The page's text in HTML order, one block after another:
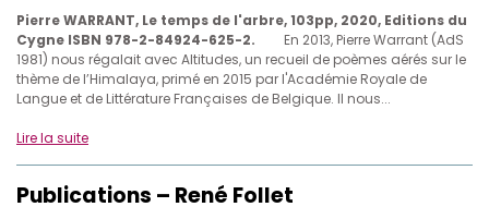
Pierre WARRANT, Le temps de l'arbre, 103pp, 2020, Editions du
Cygne ISBN 978-2-84924-625-2.
En 2013, Pierre Warrant (AdS
1981) nous régalait avec Altitudes, un recueil de poèmes aérés sur le
thème de l’Himalaya, primé en 2015 par l'Académie Royale de
Langue et de Littérature Françaises de Belgique. Il nous...
Lire la suite
Publications – René Follet